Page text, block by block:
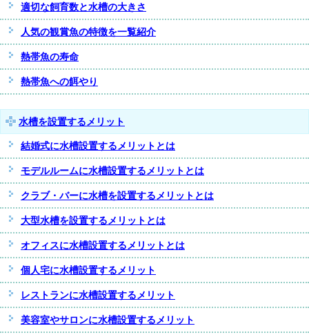
適切な飼育数と水槽の大きさ
人気の観賞魚の特徴を一覧紹介
熱帯魚の寿命
熱帯魚への餌やり
水槽を設置するメリット
結婚式に水槽設置するメリットとは
モデルルームに水槽設置するメリットとは
クラブ・バーに水槽を設置するメリットとは
大型水槽を設置するメリットとは
オフィスに水槽設置するメリットとは
個人宅に水槽設置するメリット
レストランに水槽設置するメリット
美容室やサロンに水槽設置するメリット